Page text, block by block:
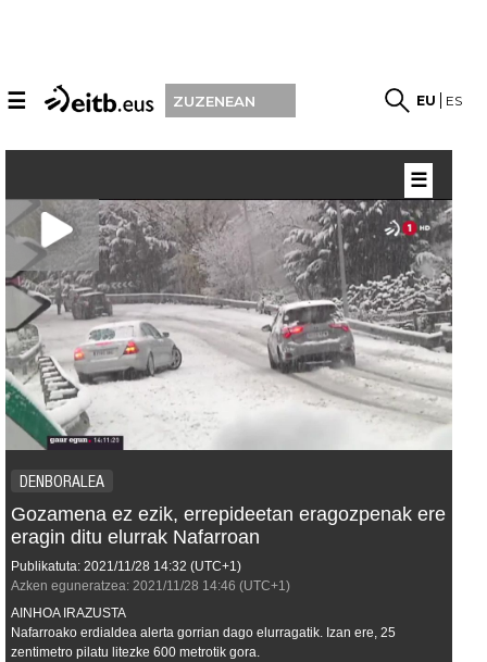
☰ ZUZENEAN EU ES
DENBORALEA
Gozamena ez ezik, errepideetan eragozpenak ere
eragin ditu elurrak Nafarroan
Publikatuta: 2021/11/28 14:32 (UTC+1)
Azken eguneratzea: 2021/11/28 14:46 (UTC+1)
AINHOA IRAZUSTA
Nafarroako erdialdea alerta gorrian dago elurragatik. Izan ere, 25
zentimetro pilatu litezke 600 metrotik gora.
☰